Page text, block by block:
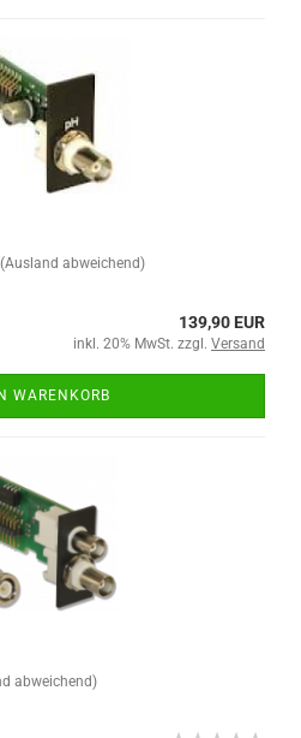
(Ausland abweichend)
139,90 EUR
inkl. 20% MwSt. zzgl. Versand
WARENKORB
abweichend)